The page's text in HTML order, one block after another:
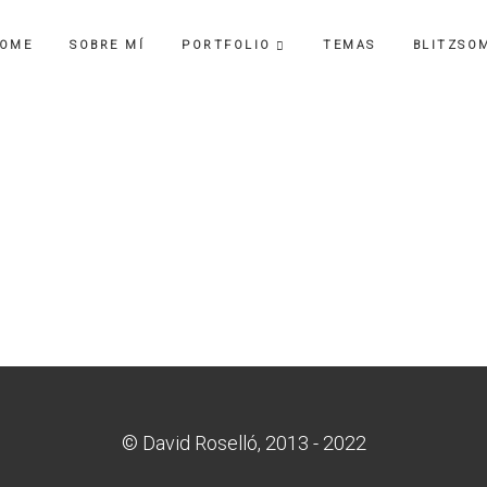
SOBRE MÍ PORTFOLIO TEMAS
© David Roselló, 2013 - 2022